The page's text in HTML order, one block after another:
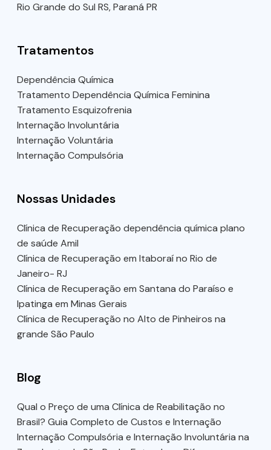
Rio Grande do Sul RS, Paraná PR
Tratamentos
Dependência Química
Tratamento Dependência Química Feminina
Tratamento Esquizofrenia
Internação Involuntária
Internação Voluntária
Internação Compulsória
Nossas Unidades
Clínica de Recuperação dependência química plano
de saúde Amil
Clínica de Recuperação em Itaboraí no Rio de
Janeiro- RJ
Clínica de Recuperação em Santana do Paraíso e
Ipatinga em Minas Gerais
Clínica de Recuperação no Alto de Pinheiros na
grande São Paulo
Blog
Qual o Preço de uma Clínica de Reabilitação no
Brasil? Guia Completo de Custos e Internação
Internação Compulsória e Internação Involuntária na